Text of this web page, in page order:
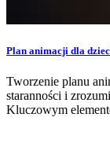
Plan animacji dla
Tworzenie planu
staranności i
Kluczowym